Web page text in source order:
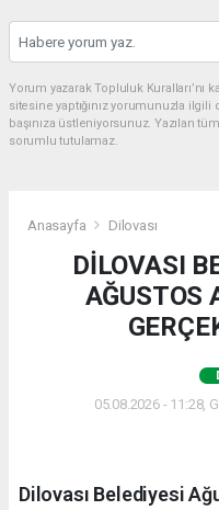
Yorum yazarak Topluluk
sitesine yaptığınız yorumunuzla
başınıza üstleniyorsunuz. Yazılan
sorumlu tutulamaz.
Anasayfa Dilovası
DİLOVASI
AĞUSTOS
05.08.2026 - 11:28,
Dilovası Belediyesi